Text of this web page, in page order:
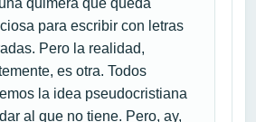
quimera que queda
para escribir con letras
Pero la realidad,
es otra. Todos
la idea pseudocristiana
al que no tiene. Pero, ay,